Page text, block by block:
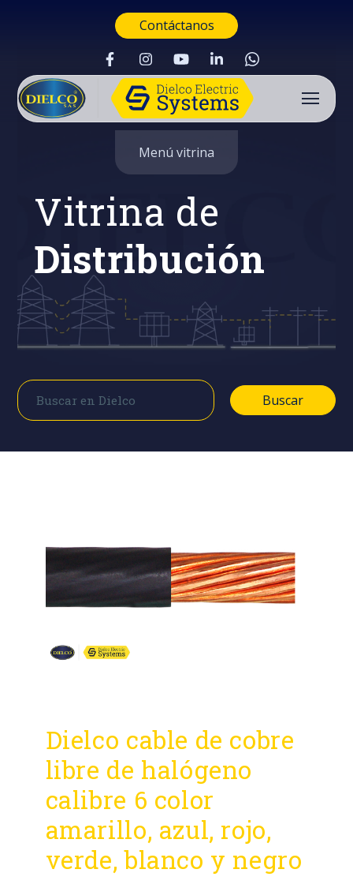
Contáctanos
Buscar
Menú vitrina
Vitrina de
Distribución
Buscar
Buscar
Dielco cable de cobre
libre de halógeno
calibre 6 color
amarillo, azul, rojo,
verde, blanco y negro